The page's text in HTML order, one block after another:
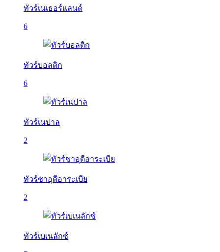
ทัวร์เนเธอร์แลนด์
6
ทัวร์บอลติก
6
ทัวร์เนปาล
2
ทัวร์ซาอุดีอาระเบีย
2
ทัวร์เบเนลักซ์